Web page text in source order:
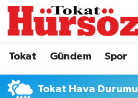
Tokat Gündem Spor
Tokat Hava Durumu
Türkiye Gündemi
Hava Durumu